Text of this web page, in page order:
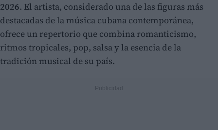
2026. El artista, considerado una de las figuras más
destacadas de la música cubana contemporánea,
ofrece un repertorio que combina romanticismo,
ritmos tropicales, pop, salsa y la esencia de la
tradición musical de su país.